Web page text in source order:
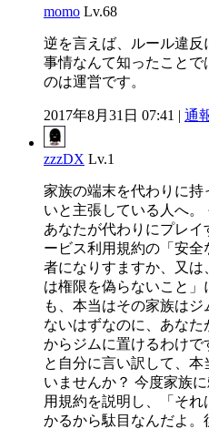
momo Lv.68
逆を言えば、ルール違
事情なんて知ったことで
のは運営です。
2017年8月31日 07:41 | 通
zzzDX Lv.1
家族の端末を代わりに
いと主張している人へ
あなたが代わりにプレイ
ービス利用規約の「安
者になりすますか、又は
は権限を偽らないこと
も、本当はその家族は
ないはずなのに、あな
からジムに置けるわけで
と自分に言い訳して、
いませんか？ 今度家族
用規約を説明し、「そ
かるから駄目なんだよ